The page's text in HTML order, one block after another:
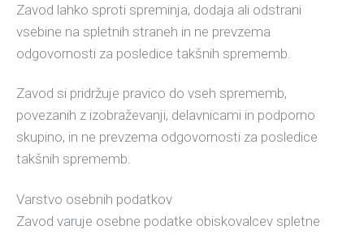
Zavod lahko sproti spreminja, dodaja ali odstrani
vsebine na spletnih straneh in ne prevzema
odgovornosti za posledice takšnih sprememb.
Zavod si pridržuje pravico do vseh sprememb,
povezanih z izobraževanji, delavnicami in podporno
skupino, in ne prevzema odgovornosti za posledice
takšnih sprememb.
Varstvo osebnih podatkov
Zavod varuje osebne podatke obiskovalcev spletne